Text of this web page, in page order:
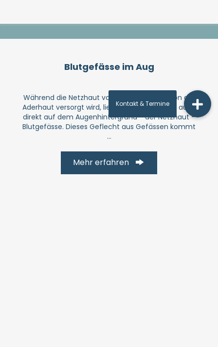
Blut­ge­fässe im Aug
Während die Netzhaut von der einen Seite von der
Ader­haut versorgt wird, liegen darüber hinaus auch
direkt auf dem Augen­hinter­grund - der Netzhaut -
Blut­gefässe. Dieses Geflecht aus Gefässen kommt
...
Mehr erfahren